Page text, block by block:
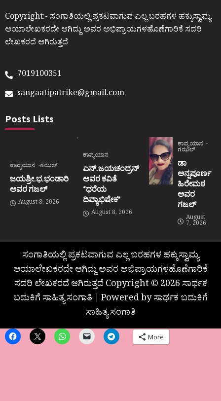
Copyright:- ಸಂಗಾತಿಯಲ್ಲಿ ಪ್ರಕಟವಾಗುವ ಎಲ್ಲ ಬರಹಗಳ ಹಕ್ಕುಸ್ವಾಮ್ಯ
ಆಯಾಲೇಖಕರದೇ ಆಗಿದ್ದು ಅವರ ಅಭಿಪ್ರಾಯಗಳಹೊಣೆಗಾರಿಕೆ ಸದರಿ
ಲೇಖಕರದೆ ಆಗಿರುತ್ತದೆ
7019100351
sangaatipatrike@gmail.com
Posts Lists
ಕಾವ್ಯಯಾನ ಗಝಲ್
ಜಯಶ್ರೀ.ಭ.ಭಂಡಾರಿ
ಅವರ ಗಜಲ್
August 8, 2026
ಕಾವ್ಯಯಾನ
ಎನ್.ಜಯಚಂದ್ರನ್
ಅವರ ಕವಿತೆ
“ಧರೆಯ
ದಿವ್ಯಾಭಿಷೇಕ”
August 8, 2026
ಕಾವ್ಯಯಾನ
ಗಝಲ್
ಡಾ
ಅನ್ನಪೂರ್ಣ
ಹಿರೇಮಠ
ಅವರ
ಗಜಲ್
August
7, 2026
ಸಂಗಾತಿಯಲ್ಲಿ ಪ್ರಕಟವಾಗುವ ಎಲ್ಲ ಬರಹಗಳ ಹಕ್ಕುಸ್ವಾಮ್ಯ
ಆಯಾಲೇಖಕರದೇ ಆಗಿದ್ದು ಅವರ ಅಭಿಪ್ರಾಯಗಳಹೊಣೆಗಾರಿಕೆ
ಸದರಿ ಲೇಖಕರದೆ ಆಗಿರುತ್ತದೆ Copyright © 2026 ಸಾರ್ಥಕ
ಬದುಕಿಗೆ ಸಾಹಿತ್ಯ ಸಂಗಾತಿ | Powered by ಸಾರ್ಥಕ ಬದುಕಿಗೆ
ಸಾಹಿತ್ಯ ಸಂಗಾತಿ
More